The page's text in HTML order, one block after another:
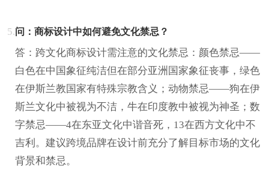
5.问：商标设计中如何避免文化禁忌？
答：跨文化商标设计需注意的文化禁忌：颜色禁忌——
白色在中国象征纯洁但在部分亚洲国家象征丧事，绿色
在伊斯兰教国家有特殊宗教含义；动物禁忌——狗在伊
斯兰文化中被视为不洁，牛在印度教中被视为神圣；数
字禁忌——4在东亚文化中谐音死，13在西方文化中不
吉利。建议跨境品牌在设计前充分了解目标市场的文化
背景和禁忌。